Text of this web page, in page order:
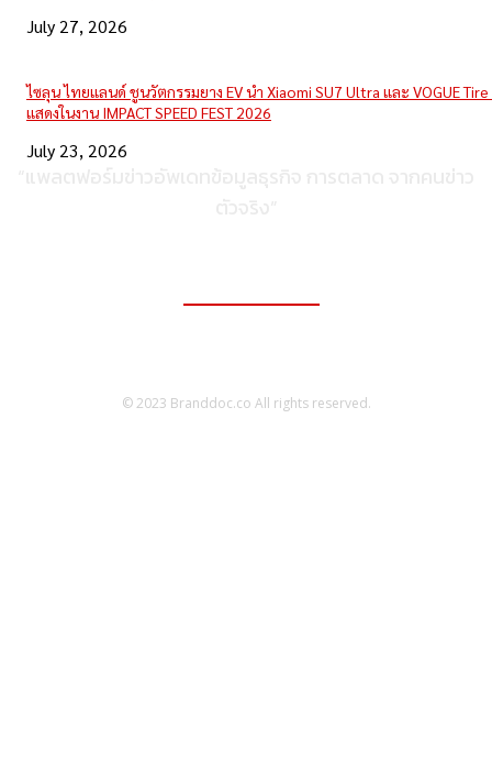
July 27, 2026
ไซลุน ไทยแลนด์ ชูนวัตกรรมยาง EV นำ Xiaomi SU7 Ultra และ VOGUE
แสดงในงาน IMPACT SPEED FEST 2026
July 23, 2026
© 2023 Branddoc.co All rights reserved.